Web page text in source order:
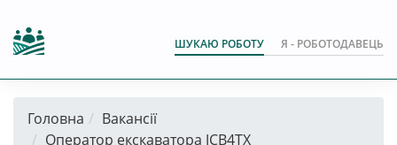
ШУКАЮ РОБОТУ Я - РОБОТОДАВЕЦЬ
Головна
Вакансії
Оператор екскаватора JCB4TX